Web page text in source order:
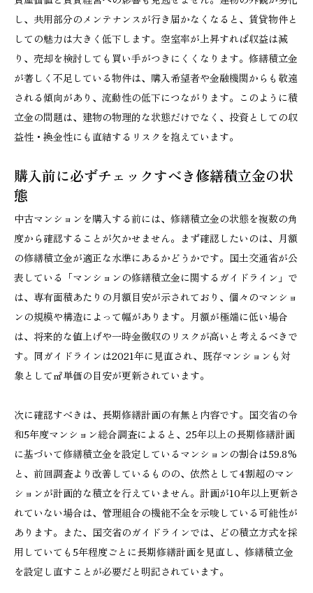
し、共用部分のメンテナンスが行き届かなくなると、賃貸物件と
しての魅力は大きく低下します。空室率が上昇すれば収益は減
り、売却を検討しても買い手がつきにくくなります。修繕積立金
が著しく不足している物件は、購入希望者や金融機関からも敬遠
される傾向があり、流動性の低下につながります。このように積
立金の問題は、建物の物理的な状態だけでなく、投資としての収
益性・換金性にも直結するリスクを抱えています。
購入前に必ずチェックすべき修繕積立金の状
態
中古マンションを購入する前には、修繕積立金の状態を複数の角
度から確認することが欠かせません。まず確認したいのは、月額
の修繕積立金が適正な水準にあるかどうかです。国土交通省が公
表している「マンションの修繕積立金に関するガイドライン」で
は、専有面積あたりの月額目安が示されており、個々のマンショ
ンの規模や構造によって幅があります。月額が極端に低い場合
は、将来的な値上げや一時金徴収のリスクが高いと考えるべきで
す。同ガイドラインは2021年に見直され、既存マンションも対
象として㎡単価の目安が更新されています。
次に確認すべきは、長期修繕計画の有無と内容です。国交省の令
和5年度マンション総合調査によると、25年以上の長期修繕計画
に基づいて修繕積立金を設定しているマンションの割合は59.8%
と、前回調査より改善しているものの、依然として4割超のマン
ションが計画的な積立を行えていません。計画が10年以上更新さ
れていない場合は、管理組合の機能不全を示唆している可能性が
あります。また、国交省のガイドラインでは、どの積立方式を採
用していても5年程度ごとに長期修繕計画を見直し、修繕積立金
を設定し直すことが必要だと明記されています。